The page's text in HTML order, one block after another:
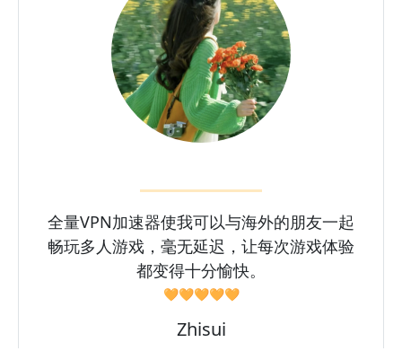
全量VPN加速器使我可以与海外的朋友一起
畅玩多人游戏，毫无延迟，让每次游戏体验
都变得十分愉快。
🧡🧡🧡🧡🧡
Zhisui